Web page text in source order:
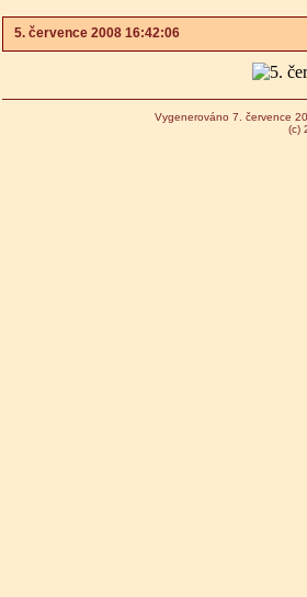
5. července 2008 16:42:06
Vygenerováno 7. července
(c)